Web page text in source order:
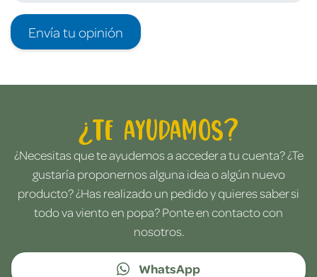
Envía tu opinión
¿Te ayudamos?
¿Necesitas que te ayudemos a acceder a tu cuenta? ¿Te
gustaría proponernos alguna idea o algún nuevo
producto? ¿Has realizado un pedido y quieres saber si
todo va viento en popa? Ponte en contacto con
nosotros.
WhatsApp